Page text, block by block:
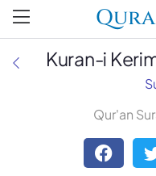
Abdulbaki Gölpınarlı
Adem Uğur
Kuran-i
Qur'an